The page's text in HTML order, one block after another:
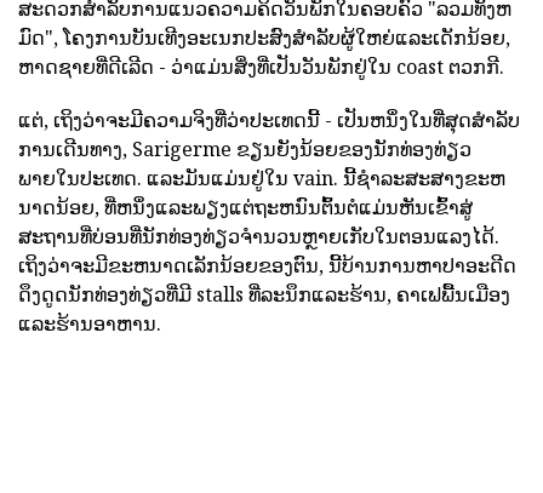
ສະດວກສໍາລັບການແນວຄວາມຄິດວັນພັກໃນຄອບຄົວ "ລວມທັງຫ
ມົດ", ໂຄງການບັນເທີງອະເນກປະສົງສໍາລັບຜູ້ໃຫຍ່ແລະເດັກນ້ອຍ,
ຫາດຊາຍທີ່ດີເລີດ - ວ່າແມ່ນສິ່ງທີ່ເປັນວັນພັກຢູ່ໃນ coast ຕວກກີ.
ແຕ່, ເຖິງວ່າຈະມີຄວາມຈິງທີ່ວ່າປະເທດນີ້ - ເປັນຫນຶ່ງໃນທີ່ສຸດສໍາລັບ
ການເດີນທາງ, Sarigerme ຂຽນຍັງນ້ອຍຂອງນັກທ່ອງທ່ຽວ
ພາຍໃນປະເທດ. ແລະມັນແມ່ນຢູ່ໃນ vain. ນີ້ຊໍາລະສະສາງຂະຫ
ນາດນ້ອຍ, ທີ່ຫນຶ່ງແລະພຽງແຕ່ຖະຫນົນຕົ້ນຕໍແມ່ນຫັນເຂົ້າສູ່
ສະຖານທີ່ບ່ອນທີ່ນັກທ່ອງທ່ຽວຈໍານວນຫຼາຍເກັບໃນຕອນແລງໄດ້.
ເຖິງວ່າຈະມີຂະຫນາດເລັກນ້ອຍຂອງຕົນ, ນີ້ບ້ານການຫາປາອະດີດ
ດຶງດູດນັກທ່ອງທ່ຽວທີ່ມີ stalls ທີ່ລະນຶກແລະຮ້ານ, ຄາເຟພື້ນເມືອງ
ແລະຮ້ານອາຫານ.